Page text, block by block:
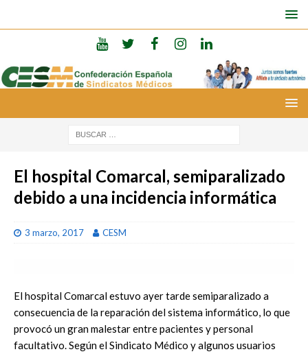
El hospital Comarcal, semiparalizado
debido a una incidencia informática
3 marzo, 2017 CESM
El hospital Comarcal estuvo ayer tarde semiparalizado a
consecuencia de la reparación del sistema informático, lo que
provocó un gran malestar entre pacientes y personal
facultativo. Según el Sindicato Médico y algunos usuarios